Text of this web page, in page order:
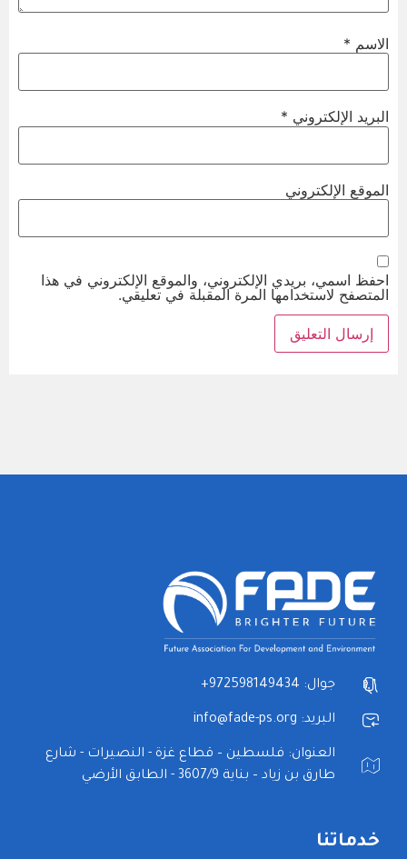
الاسم *
البريد الإلكتروني *
الموقع الإلكتروني
احفظ اسمي، بريدي الإلكتروني، والموقع الإلكتروني في هذا
المتصفح لاستخدامها المرة المقبلة في تعليقي.
جوال: 972598149434+
البريد: info@fade-ps.org
العنوان: فلسطين – قطاع غزة - النصيرات - شارع
طارق بن زياد – بناية 3607/9 - الطابق الأرضي
خدماتنا